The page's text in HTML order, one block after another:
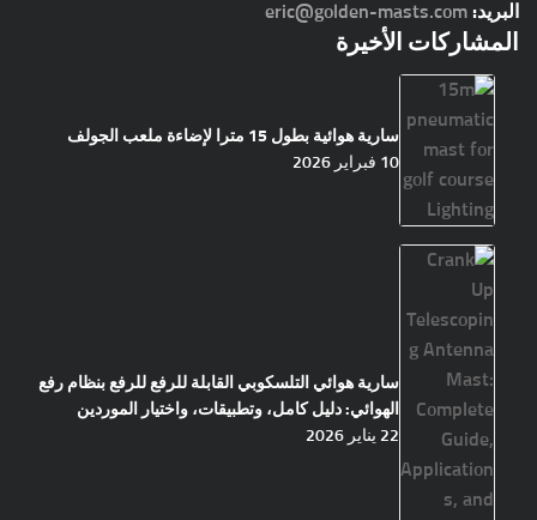
البريد: eric@golden-masts.com
المشاركات الأخيرة
سارية هوائية بطول 15 مترا لإضاءة ملعب الجولف
10 فبراير 2026
سارية هوائي التلسكوبي القابلة للرفع للرفع بنظام رفع
الهوائي: دليل كامل، وتطبيقات، واختيار الموردين
22 يناير 2026